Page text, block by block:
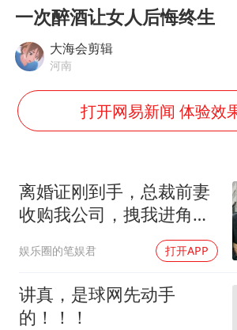
猫咪过火把节
宝妈给四胞胎
BLG经理辟谣
一次醉酒让女人后悔终生
大海会剪辑
河南
打开网易新闻 体验效
离婚证刚到手，总裁前妻
收购我公司，拽我进角
落：我来全是为了你
娱乐圈的笔娱君 打开APP
讲真，是球网先动手
的！！！